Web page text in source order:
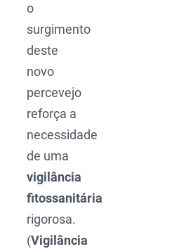
o
surgimento
deste
novo
percevejo
reforça a
necessidade
de uma
vigilância
fitossanitária
rigorosa.
(Vigilância